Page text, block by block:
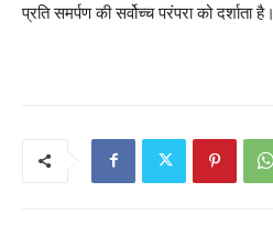
प्रति समर्पण की सर्वोच्च परंपरा को दर्शाता है।